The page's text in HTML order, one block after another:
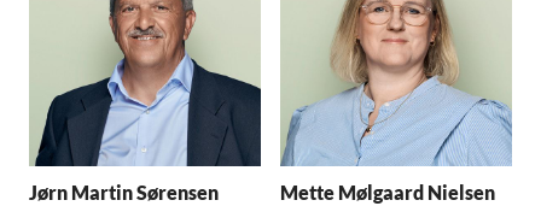
Jørn Martin Sørensen
Mette Mølgaard Nielsen